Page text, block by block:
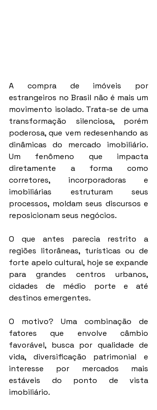
A compra de imóveis por
estrangeiros no Brasil não é mais um
movimento isolado. Trata-se de uma
transformação silenciosa, porém
poderosa, que vem redesenhando as
dinâmicas do mercado imobiliário.
Um fenômeno que impacta
diretamente a forma como
corretores, incorporadoras e
imobiliárias estruturam seus
processos, moldam seus discursos e
reposicionam seus negócios.
O que antes parecia restrito a
regiões litorâneas, turísticas ou de
forte apelo cultural, hoje se expande
para grandes centros urbanos,
cidades de médio porte e até
destinos emergentes.
O motivo? Uma combinação de
fatores que envolve câmbio
favorável, busca por qualidade de
vida, diversificação patrimonial e
interesse por mercados mais
estáveis do ponto de vista
imobiliário.